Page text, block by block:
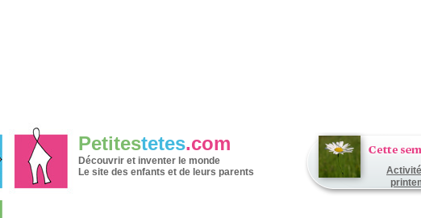
Petitestetes.com
Découvrir et inventer le monde
Le site des enfants et de leurs parents